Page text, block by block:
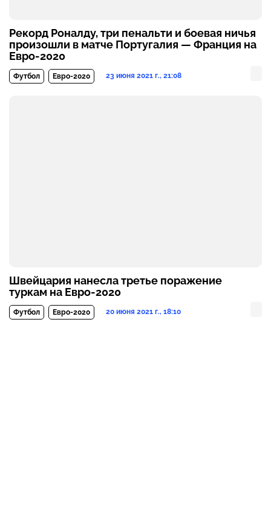
Рекорд Роналду, три пенальти и боевая ничья
произошли в матче Португалия — Франция на
Евро-2020
Футбол Евро-2020 23 июня 2021 г., 21:08
Швейцария нанесла третье поражение
туркам на Евро-2020
Футбол Евро-2020 20 июня 2021 г., 18:10